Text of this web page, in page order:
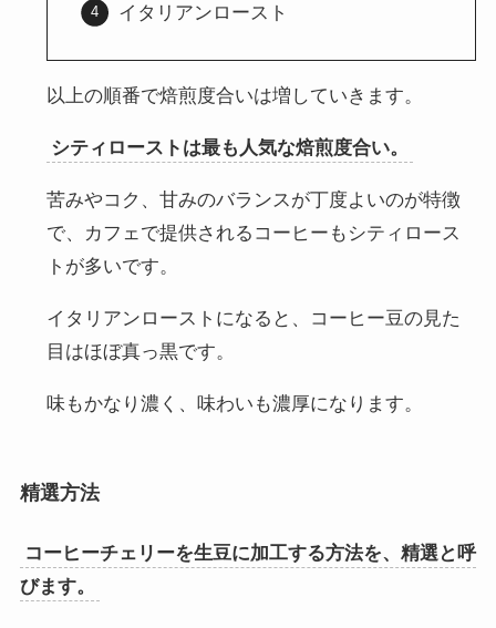
イタリアンロースト
以上の順番で焙煎度合いは増していきます。
シティローストは最も人気な焙煎度合い。
苦みやコク、甘みのバランスが丁度よいのが特徴
で、カフェで提供されるコーヒーもシティロース
トが多いです。
イタリアンローストになると、コーヒー豆の見た
目はほぼ真っ黒です。
味もかなり濃く、味わいも濃厚になります。
精選方法
コーヒーチェリーを生豆に加工する方法を、精選と呼
びます。